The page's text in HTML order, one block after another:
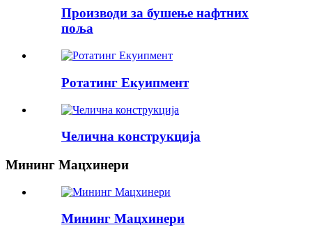
Производи за бушење нафтних
поља
Ротатинг Екуипмент
Челична конструкција
Мининг Мацхинери
Мининг Мацхинери